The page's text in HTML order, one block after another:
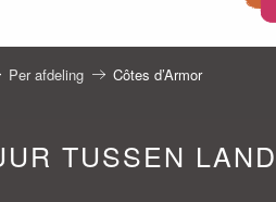
Per afdeling Côtes d’Armor
TUSSEN